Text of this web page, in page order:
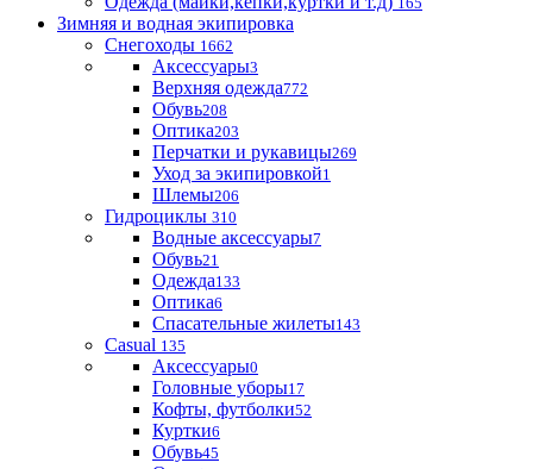
Зимняя и водная экипировка
Снегоходы 1662
Аксессуары3
Верхняя одежда772
Обувь208
Оптика203
Перчатки и рукавицы269
Уход за экипировкой1
Шлемы206
Гидроциклы 310
Водные аксессуары7
Обувь21
Одежда133
Оптика6
Спасательные жилеты143
Casual 135
Аксессуары0
Головные уборы17
Кофты, футболки52
Куртки6
Обувь45